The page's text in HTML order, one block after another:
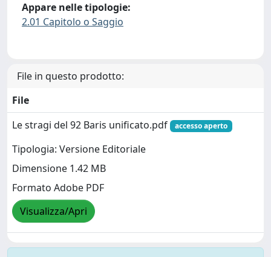
Appare nelle tipologie:
2.01 Capitolo o Saggio
File in questo prodotto:
File
Le stragi del 92 Baris unificato.pdf
accesso aperto
Tipologia: Versione Editoriale
Dimensione 1.42 MB
Formato Adobe PDF
Visualizza/Apri